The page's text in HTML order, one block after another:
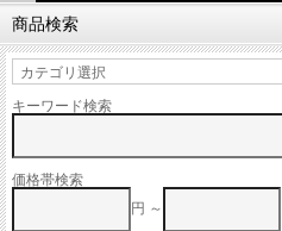
商品検索
キーワード検索
価格帯検索
円 ～